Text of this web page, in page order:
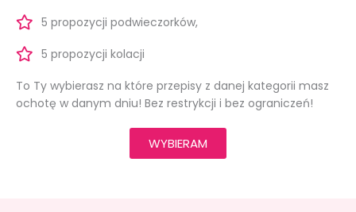
5 propozycji podwieczorków,
5 propozycji kolacji
To Ty wybierasz na które przepisy z danej kategorii masz
ochotę w danym dniu! Bez restrykcji i bez ograniczeń!
WYBIERAM